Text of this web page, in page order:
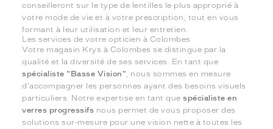
conseilleront sur le type de lentilles le plus approprié à
votre mode de vie et à votre prescription, tout en vous
formant à leur utilisation et leur entretien.
Les services de votre opticien à Colombes
Votre magasin Krys à Colombes se distingue par la
qualité et la diversité de ses services. En tant que
spécialiste "Basse Vision" , nous sommes en mesure
d'accompagner les personnes ayant des besoins visuels
particuliers. Notre expertise en tant quespécialiste en
verres progressifs nous permet de vous proposer des
solutions sur-mesure pour une vision nette à toutes les